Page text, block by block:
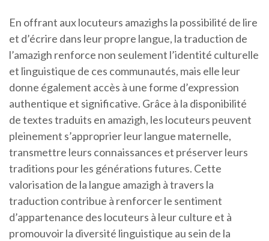
En offrant aux locuteurs amazighs la possibilité de lire
et d’écrire dans leur propre langue, la traduction de
l’amazigh renforce non seulement l’identité culturelle
et linguistique de ces communautés, mais elle leur
donne également accès à une forme d’expression
authentique et significative. Grâce à la disponibilité
de textes traduits en amazigh, les locuteurs peuvent
pleinement s’approprier leur langue maternelle,
transmettre leurs connaissances et préserver leurs
traditions pour les générations futures. Cette
valorisation de la langue amazigh à travers la
traduction contribue à renforcer le sentiment
d’appartenance des locuteurs à leur culture et à
promouvoir la diversité linguistique au sein de la